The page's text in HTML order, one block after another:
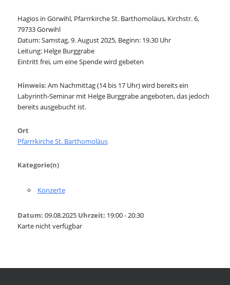
Hagios in Görwihl, Pfarrrkirche St. Barthomoläus, Kirchstr. 6,
79733 Görwihl
Datum: Samstag, 9. August 2025, Beginn: 19.30 Uhr
Leitung: Helge Burggrabe
Eintritt frei, um eine Spende wird gebeten
Hinweis: Am Nachmittag (14 bis 17 Uhr) wird bereits ein
Labyrinth-Seminar mit Helge Burggrabe angeboten, das jedoch
bereits ausgebucht ist.
Ort
Pfarrrkirche St. Barthomoläus
Kategorie(n)
Konzerte
Datum: 09.08.2025 Uhrzeit: 19:00 - 20:30
Karte nicht verfügbar